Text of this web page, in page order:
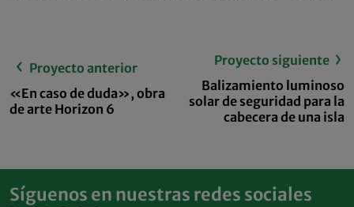
Proyecto anterior
«En caso de duda», obra
de arte Horizon 6
Proyecto siguiente
Balizamiento luminoso
solar de seguridad para la
cabecera de una isla
Síguenos en nuestras redes sociales